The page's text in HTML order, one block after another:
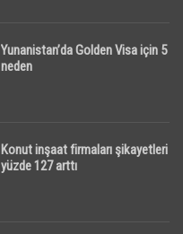
Yunanistan’da Golden Visa için 5
neden
Konut inşaat firmaları şikayetleri
yüzde 127 arttı